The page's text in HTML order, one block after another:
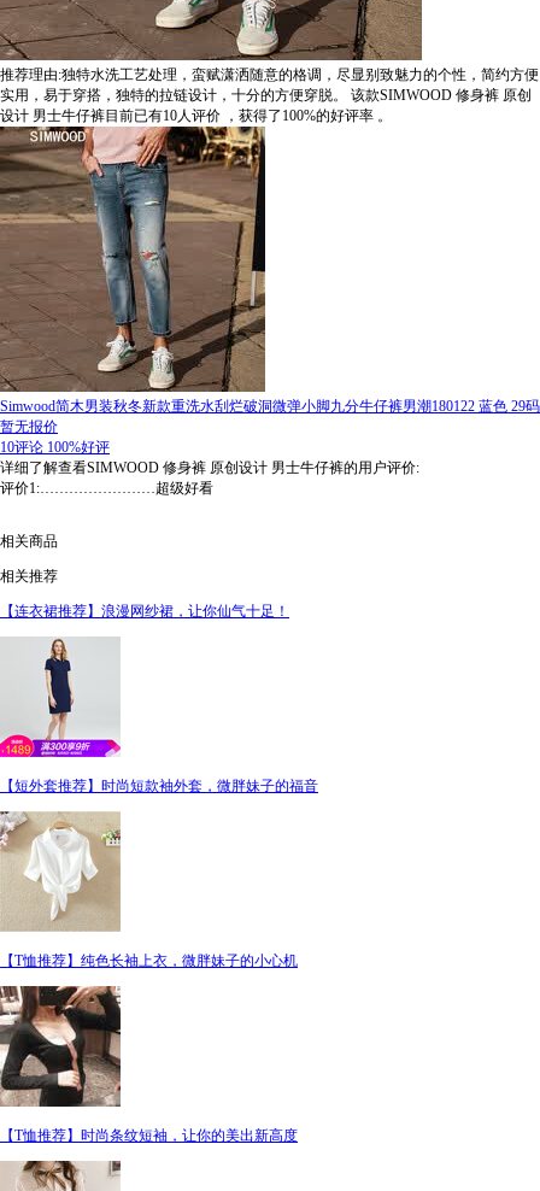
推荐理由:独特水洗工艺处理，蛮赋潇洒随意的格调，尽显别致魅力的个性，简约方便
实用，易于穿搭，独特的拉链设计，十分的方便穿脱。
该款SIMWOOD 修身裤 原创
设计 男士牛仔裤目前已有10人评价 ，获得了100%的好评率 。
Simwood简木男装秋冬新款重洗水刮烂破洞微弹小脚九分牛仔裤男潮180122 蓝色 29码
暂无报价
10评论 100%好评
详细了解查看SIMWOOD 修身裤 原创设计 男士牛仔裤的用户评价:
评价1:……………………超级好看
相关商品
相关推荐
【连衣裙推荐】浪漫网纱裙，让你仙气十足！
【短外套推荐】时尚短款袖外套，微胖妹子的福音
【T恤推荐】纯色长袖上衣，微胖妹子的小心机
【T恤推荐】时尚条纹短袖，让你的美出新高度